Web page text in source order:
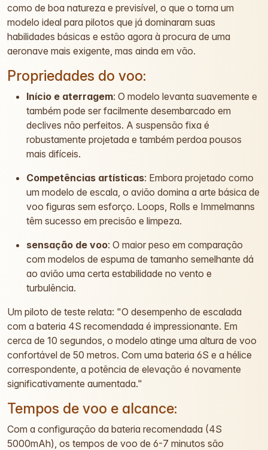
como de boa natureza e previsível, o que o torna um
modelo ideal para pilotos que já dominaram suas
habilidades básicas e estão agora à procura de uma
aeronave mais exigente, mas ainda em vão.
Propriedades do voo:
Início e aterragem: O modelo levanta suavemente e
também pode ser facilmente desembarcado em
declives não perfeitos. A suspensão fixa é
robustamente projetada e também perdoa pousos
mais difíceis.
Competências artísticas: Embora projetado como
um modelo de escala, o avião domina a arte básica de
voo figuras sem esforço. Loops, Rolls e Immelmanns
têm sucesso em precisão e limpeza.
sensação de voo: O maior peso em comparação
com modelos de espuma de tamanho semelhante dá
ao avião uma certa estabilidade no vento e
turbulência.
Um piloto de teste relata: "O desempenho de escalada
com a bateria 4S recomendada é impressionante. Em
cerca de 10 segundos, o modelo atinge uma altura de voo
confortável de 50 metros. Com uma bateria 6S e a hélice
correspondente, a potência de elevação é novamente
significativamente aumentada."
Tempos de voo e alcance:
Com a configuração da bateria recomendada (4S
5000mAh), os tempos de voo de 6-7 minutos são